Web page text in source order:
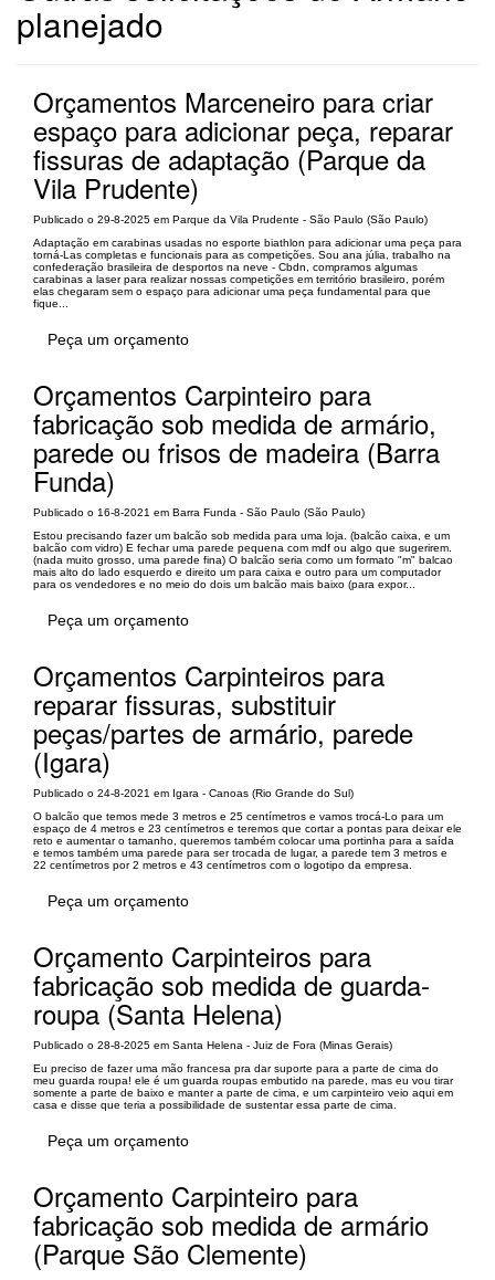
planejado
Orçamentos Marceneiro para criar
espaço para adicionar peça, reparar
fissuras de adaptação (Parque da
Vila Prudente)
Publicado o 29-8-2025 em Parque da Vila Prudente - São Paulo (São Paulo)
Adaptação em carabinas usadas no esporte biathlon para adicionar uma peça para
torná-Las completas e funcionais para as competições. Sou ana júlia, trabalho na
confederação brasileira de desportos na neve - Cbdn, compramos algumas
carabinas a laser para realizar nossas competições em território brasileiro, porém
elas chegaram sem o espaço para adicionar uma peça fundamental para que
fique...
Peça um orçamento
Orçamentos Carpinteiro para
fabricação sob medida de armário,
parede ou frisos de madeira (Barra
Funda)
Publicado o 16-8-2021 em Barra Funda - São Paulo (São Paulo)
Estou precisando fazer um balcão sob medida para uma loja. (balcão caixa, e um
balcão com vidro) E fechar uma parede pequena com mdf ou algo que sugerirem.
(nada muito grosso, uma parede fina) O balcão seria como um formato "m" balcao
mais alto do lado esquerdo e direito um para caixa e outro para um computador
para os vendedores e no meio do dois um balcão mais baixo (para expor...
Peça um orçamento
Orçamentos Carpinteiros para
reparar fissuras, substituir
peças/partes de armário, parede
(Igara)
Publicado o 24-8-2021 em Igara - Canoas (Rio Grande do Sul)
O balcão que temos mede 3 metros e 25 centímetros e vamos trocá-Lo para um
espaço de 4 metros e 23 centímetros e teremos que cortar a pontas para deixar ele
reto e aumentar o tamanho, queremos também colocar uma portinha para a saída
e temos também uma parede para ser trocada de lugar, a parede tem 3 metros e
22 centímetros por 2 metros e 43 centímetros com o logotipo da empresa.
Peça um orçamento
Orçamento Carpinteiros para
fabricação sob medida de guarda-
roupa (Santa Helena)
Publicado o 28-8-2025 em Santa Helena - Juiz de Fora (Minas Gerais)
Eu preciso de fazer uma mão francesa pra dar suporte para a parte de cima do
meu guarda roupa! ele é um guarda roupas embutido na parede, mas eu vou tirar
somente a parte de baixo e manter a parte de cima, e um carpinteiro veio aqui em
casa e disse que teria a possibilidade de sustentar essa parte de cima.
Peça um orçamento
Orçamento Carpinteiro para
fabricação sob medida de armário
(Parque São Clemente)